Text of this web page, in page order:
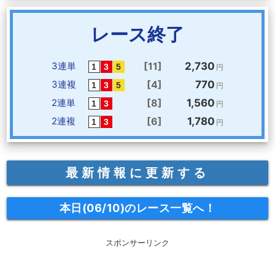
レース終了
3連単 [11] 2,730 円
3連複 [4] 770 円
2連単 [8] 1,560 円
2連複 [6] 1,780 円
最新情報に更新する
本日(06/10)のレース一覧へ！
スポンサーリンク